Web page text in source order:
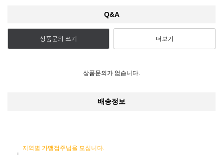
Q&A
상품문의 쓰기 더보기
상품문의가 없습니다.
배송정보
지역별 가맹점주님을 모십니다.